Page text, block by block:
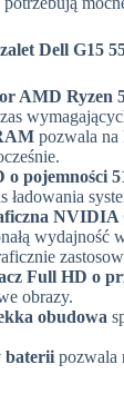
Dell G15
AMD Ryzen
pozwala na
o pojemności
ładowania
NVIDIA
wydajność
Full HD o
obrazy.
obudowa
baterii pozwala